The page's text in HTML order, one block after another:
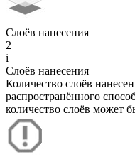
Слоёв нанесения
2
i
Слоёв нанесения
Количество слоёв
распространённого
количество слоёв может